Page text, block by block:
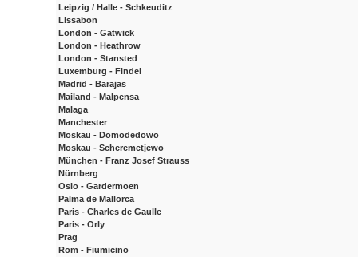
Leipzig / Halle - Schkeuditz
Lissabon
London - Gatwick
London - Heathrow
London - Stansted
Luxemburg - Findel
Madrid - Barajas
Mailand - Malpensa
Malaga
Manchester
Moskau - Domodedowo
Moskau - Scheremetjewo
München - Franz Josef Strauss
Nürnberg
Oslo - Gardermoen
Palma de Mallorca
Paris - Charles de Gaulle
Paris - Orly
Prag
Rom - Fiumicino